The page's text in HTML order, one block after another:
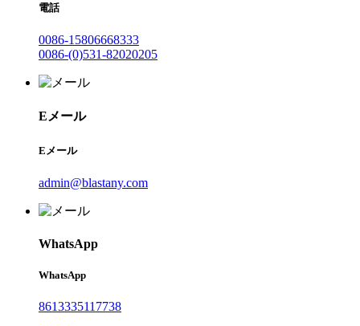
電話
0086-15806668333
0086-(0)531-82020205
Eメール
Eメール
admin@blastany.com
WhatsApp
WhatsApp
8613335117738